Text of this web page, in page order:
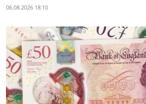
06.08.2026 18:10